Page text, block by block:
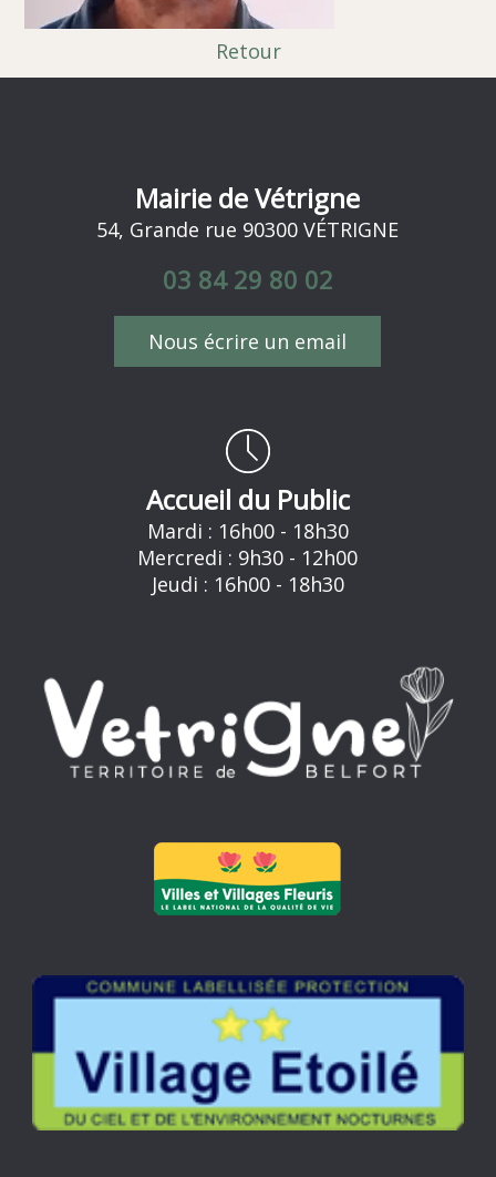
Retour
Mairie de Vétrigne
54, Grande rue 90300 VÉTRIGNE
03 84 29 80 02
Nous écrire un email
Accueil du Public
Mardi : 16h00 - 18h30
Mercredi : 9h30 - 12h00
Jeudi : 16h00 - 18h30